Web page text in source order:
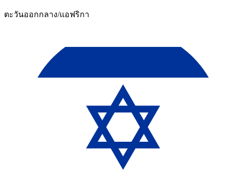
ตะวันออกกลาง/แอฟริกา​​